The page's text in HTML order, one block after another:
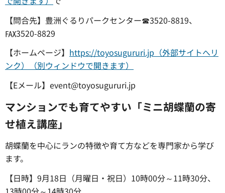
【問合先】豊洲ぐるりパークセンター☎3520-8819、
℻3520-8829
【ホームページ】 https://toyosugururi.jp（外部サイトへリ
ンク）（別ウィンドウで開きます）
【Eメール】event@toyosugururi.jp
マンションでも育てやすい「ミニ胡蝶蘭の寄
せ植え講座」
胡蝶蘭を中心にランの特徴や育て方などを専門家から学び
ます。
【日時】9月18日（月曜日・祝日）10時00分～11時30分、